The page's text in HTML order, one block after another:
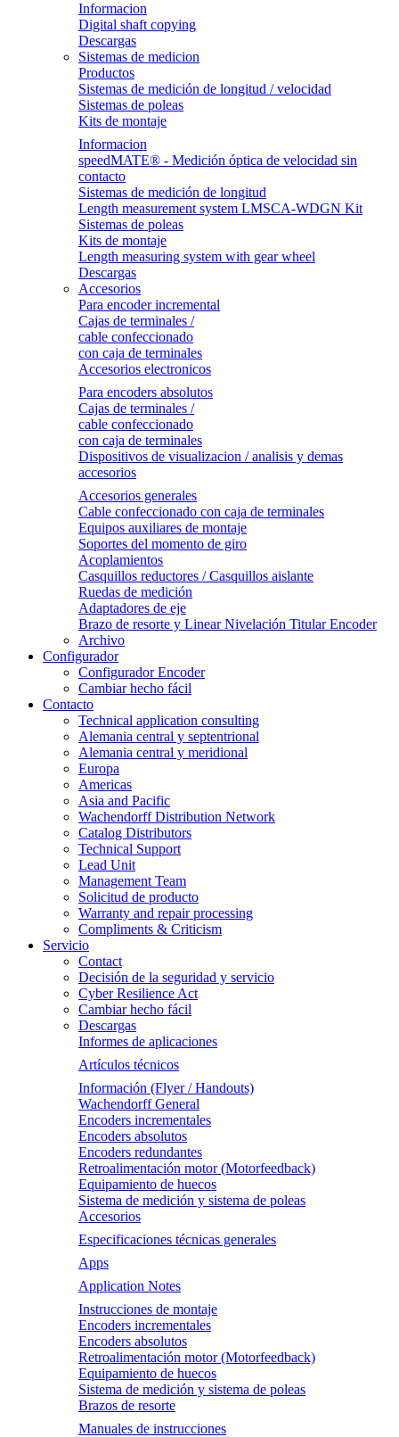
Informacion
Digital shaft copying
Descargas
Sistemas de medicion
Productos
Sistemas de medición de longitud / velocidad
Sistemas de poleas
Kits de montaje
Informacion
speedMATE® - Medición óptica de velocidad sin
contacto
Sistemas de medición de longitud
Length measurement system LMSCA-WDGN Kit
Sistemas de poleas
Kits de montaje
Length measuring system with gear wheel
Descargas
Accesorios
Para encoder incremental
Cajas de terminales /
cable confeccionado
con caja de terminales
Accesorios electronicos
Para encoders absolutos
Cajas de terminales /
cable confeccionado
con caja de terminales
Dispositivos de visualizacion / analisis y demas
accesorios
Accesorios generales
Cable confeccionado con caja de terminales
Equipos auxiliares de montaje
Soportes del momento de giro
Acoplamientos
Casquillos reductores / Casquillos aislante
Ruedas de medición
Adaptadores de eje
Brazo de resorte y Linear Nivelación Titular Encoder
Archivo
Configurador
Configurador Encoder
Cambiar hecho fácil
Contacto
Technical application consulting
Alemania central y septentrional
Alemania central y meridional
Europa
Americas
Asia and Pacific
Wachendorff Distribution Network
Catalog Distributors
Technical Support
Lead Unit
Management Team
Solicitud de producto
Warranty and repair processing
Compliments & Criticism
Servicio
Contact
Decisión de la seguridad y servicio
Cyber Resilience Act
Cambiar hecho fácil
Descargas
Informes de aplicaciones
Artículos técnicos
Información (Flyer / Handouts)
Wachendorff General
Encoders incrementales
Encoders absolutos
Encoders redundantes
Retroalimentación motor (Motorfeedback)
Equipamiento de huecos
Sistema de medición y sistema de poleas
Accesorios
Especificaciones técnicas generales
Apps
Application Notes
Instrucciones de montaje
Encoders incrementales
Encoders absolutos
Retroalimentación motor (Motorfeedback)
Equipamiento de huecos
Sistema de medición y sistema de poleas
Brazos de resorte
Manuales de instrucciones